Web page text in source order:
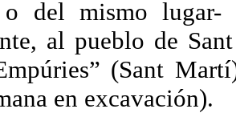
o del mismo lugar-
al pueblo de
(Sant
en excavación).